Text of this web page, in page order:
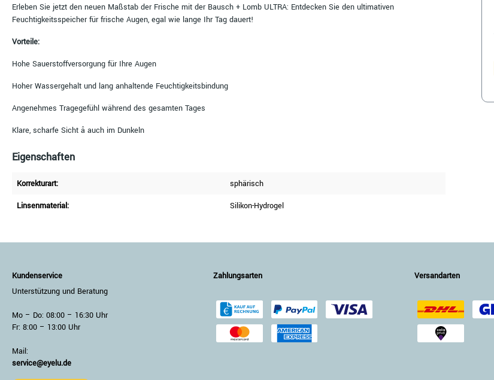
Erleben Sie jetzt den neuen Maßstab der Frische mit der Bausch + Lomb ULTRA: Entdecken Sie den ultimativen
Feuchtigkeitsspeicher für frische Augen, egal wie lange Ihr Tag dauert!
Vorteile:
Hohe Sauerstoffversorgung für Ihre Augen
Hoher Wassergehalt und lang anhaltende Feuchtigkeitsbindung
Angenehmes Tragegefühl während des gesamten Tages
Klare, scharfe Sicht â auch im Dunkeln
Eigenschaften
Korrekturart:
sphärisch
Linsenmaterial:
Silikon-Hydrogel
Kundenservice
Unterstützung und Beratung
Mo – Do: 08:00 – 16:30 Uhr
Fr: 8:00 – 13:00 Uhr
Mail:
service@eyelu.de
Zahlungsarten Versandarten